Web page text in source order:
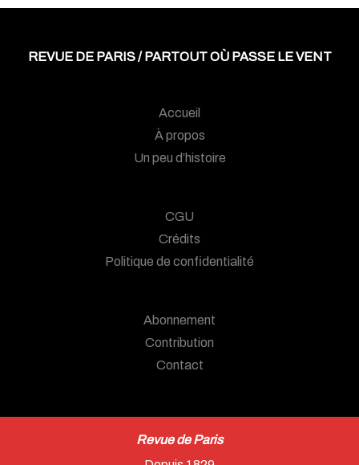
REVUE DE PARIS / PARTOUT OÙ PASSE LE VENT
Accueil
À propos
Un peu d’histoire
CGU
Crédits
Politique de confidentialité
Abonnement
Contribution
Contact
Revue de Paris